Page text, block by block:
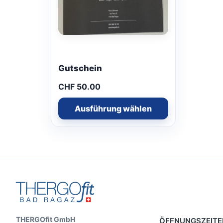
Gutschein
CHF 50.00
Ausführung wählen
THERGOfit GmbH